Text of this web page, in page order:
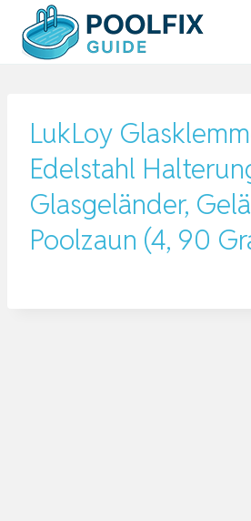
Inhalt
springen
LukLoy
Edelstahl
Glasgeländer,
Poolzaun (4, 90